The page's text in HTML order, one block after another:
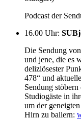
Podcast der
16.00 Uhr:
Die Sendung
und jene, die es
deliziösester
478“ und
Sendung
Studiogäste in
um der
Hirn zu ballern: